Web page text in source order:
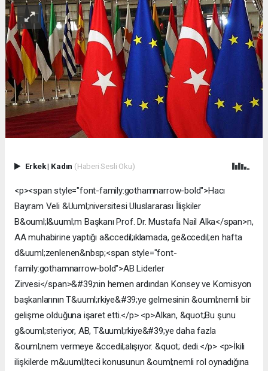
Erkek| Kadın (Haberi Sesli Oku)
<p><span style="font-family:gothamnarrow-bold">Hacı
Bayram Veli &Uuml;niversitesi Uluslararası İlişkiler
B&ouml;l&uuml;m Başkanı Prof. Dr. Mustafa Nail Alka</span>n,
AA muhabirine yaptığı a&ccedil;ıklamada, ge&ccedil;en hafta
d&uuml;zenlenen&nbsp;<span style="font-
family:gothamnarrow-bold">AB Liderler
Zirvesi</span>&#39;nin hemen ardından Konsey ve Komisyon
başkanlarının T&uuml;rkiye&#39;ye gelmesinin &ouml;nemli bir
gelişme olduğuna işaret etti.</p> <p>Alkan, &quot;Bu şunu
g&ouml;steriyor, AB, T&uuml;rkiye&#39;ye daha fazla
&ouml;nem vermeye &ccedil;alışıyor. &quot; dedi.</p> <p>İkili
ilişkilerde m&uuml;lteci konusunun &ouml;nemli rol oynadığına